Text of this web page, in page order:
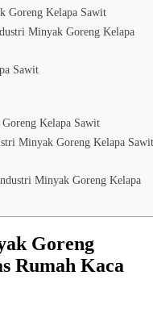
Goreng Kelapa Sawit
Minyak Goreng Kelapa
Sawit
Kelapa Sawit
Minyak Goreng Kelapa Sawit
Minyak Goreng Kelapa
Goreng
Rumah Kaca